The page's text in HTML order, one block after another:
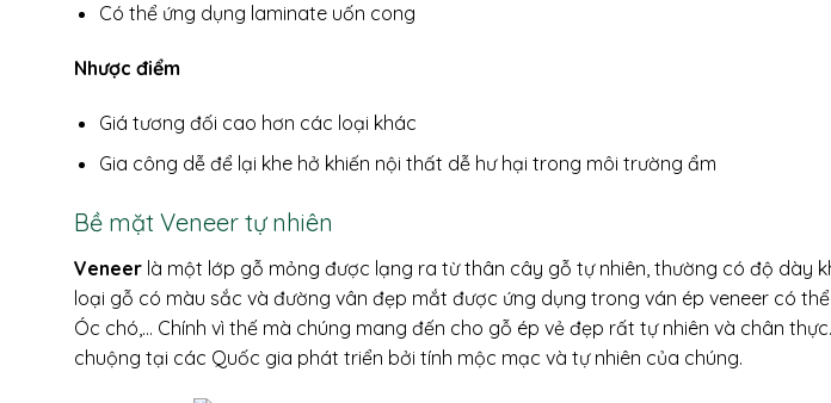
Có thể ứng dụng laminate uốn cong
Nhược điểm
Giá tương đối cao hơn các loại khác
Gia công dễ để lại khe hở khiến nội thất dễ hư hại trong môi trường ẩm
Bề mặt Veneer tự nhiên
Veneer là một lớp gỗ mỏng được lạng ra từ thân cây gỗ tự nhiên, thường có độ dày
loại gỗ có màu sắc và đường vân đẹp mắt được ứng dụng trong ván ép veneer có thể
Óc chó,… Chính vì thế mà chúng mang đến cho gỗ ép vẻ đẹp rất tự nhiên và chân
chuộng tại các Quốc gia phát triển bởi tính mộc mạc và tự nhiên của chúng.